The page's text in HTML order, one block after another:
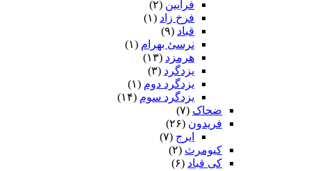
فرایین (۲)
فرخ زاد (۱)
قباد (۹)
نرسئ بهرام‏ (۱)
هرمزد (۱۳)
یزدگرد (۳)
یزدگرد دوم (۱)
یزدگرد سوم (۱۴)
ضحاک (۷)
فریدون (۲۶)
ایرج (۷)
کیومرث (۲)
کی قباد (۶)